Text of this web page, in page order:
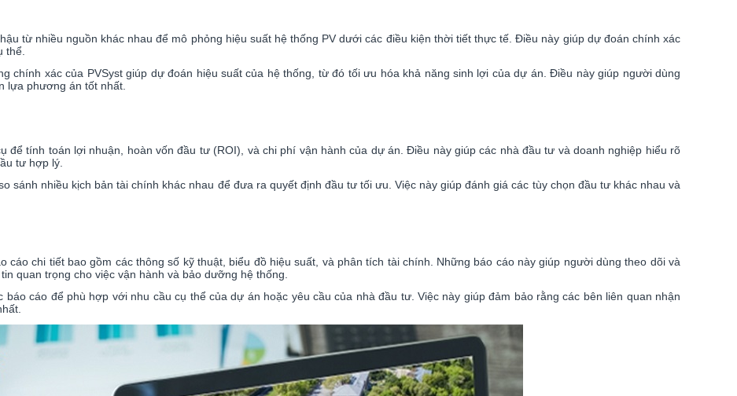
từ nhiều nguồn khác nhau để mô phỏng hiệu suất hệ thống PV dưới các điều kiện thời tiết thực tế. Điều này giúp dự đoán chính xác
thể.
chính xác của PVSyst giúp dự đoán hiệu suất của hệ thống, từ đó tối ưu hóa khả năng sinh lợi của dự án. Điều này giúp người dùng
lựa phương án tốt nhất.
để tính toán lợi nhuận, hoàn vốn đầu tư (ROI), và chi phí vận hành của dự án. Điều này giúp các nhà đầu tư và doanh nghiệp hiểu rõ
tư hợp lý.
sánh nhiều kịch bản tài chính khác nhau để đưa ra quyết định đầu tư tối ưu. Việc này giúp đánh giá các tùy chọn đầu tư khác nhau và
cáo chi tiết bao gồm các thông số kỹ thuật, biểu đồ hiệu suất, và phân tích tài chính. Những báo cáo này giúp người dùng theo dõi và
quan trọng cho việc vận hành và bảo dưỡng hệ thống.
cáo để phù hợp với nhu cầu cụ thể của dự án hoặc yêu cầu của nhà đầu tư. Việc này giúp đảm bảo rằng các bên liên quan nhận